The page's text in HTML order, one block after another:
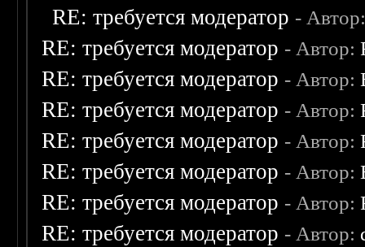
RE: требуется модератор -
RE: требуется модератор - Автор:
RE: требуется модератор - Автор:
RE: требуется модератор - Автор:
RE: требуется модератор - Автор:
RE: требуется модератор - Автор:
RE: требуется модератор - Автор:
RE: требуется модератор - Автор: